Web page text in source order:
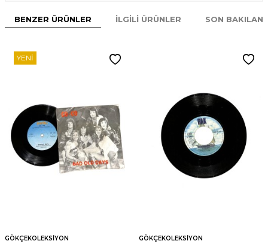
BENZER ÜRÜNLER İLGILI ÜRÜNLER SON
YENI
GÖKÇEKOLEKSIYON GÖKÇEKOLEKSIYON